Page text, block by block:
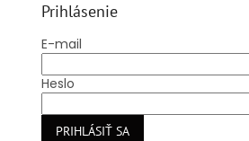
Prihlásenie
E-mail
Heslo
PRIHLÁSIŤ SA